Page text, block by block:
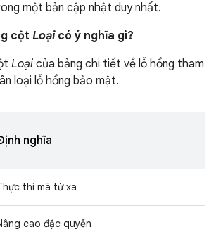
một bản cập nhật duy nhất.
cột Loạicó ý nghĩa gì?
Loại của bảng chi tiết về lỗ hổng tham
loại lỗ hổng bảo mật.
nghĩa
thi mã từ xa
cao đặc quyền